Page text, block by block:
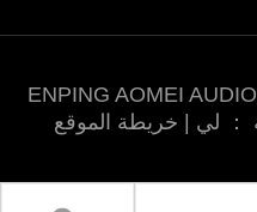
حقوق الطبع والنشر © 2020 ENPING AOMEI AUDIO
لي | خريطة الموقع